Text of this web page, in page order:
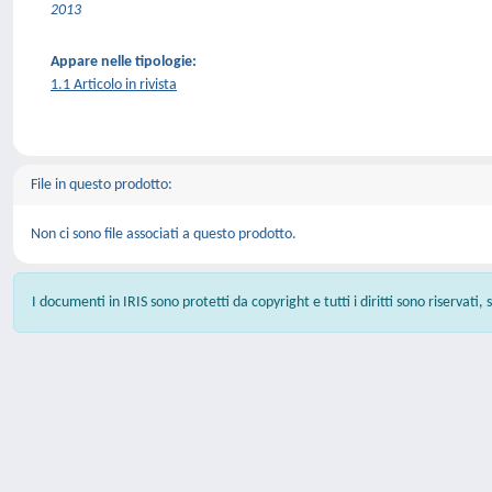
2013
Appare nelle tipologie:
1.1 Articolo in rivista
File in questo prodotto:
Non ci sono file associati a questo prodotto.
I documenti in IRIS sono protetti da copyright e tutti i diritti sono riservati,